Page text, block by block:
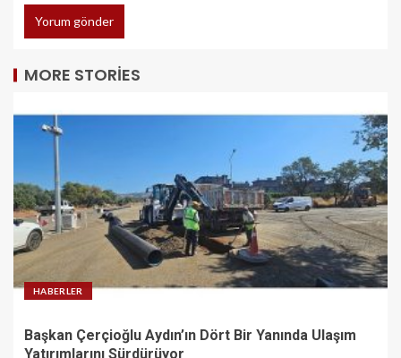
MORE STORIES
HABERLER
Başkan Çerçioğlu Aydın’ın Dört Bir Yanında Ulaşım
Yatırımlarını Sürdürüyor